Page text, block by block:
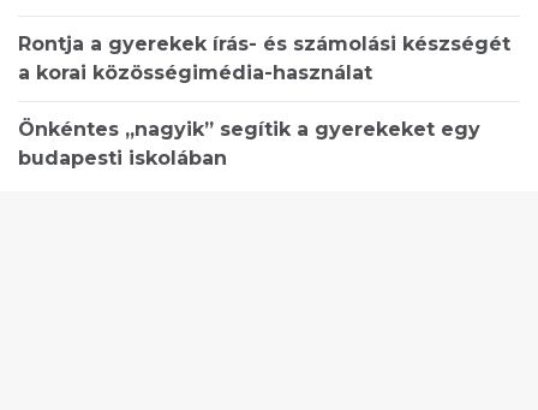
Rontja a gyerekek írás- és számolási készségét
a korai közösségimédia-használat
Önkéntes „nagyik” segítik a gyerekeket egy
budapesti iskolában